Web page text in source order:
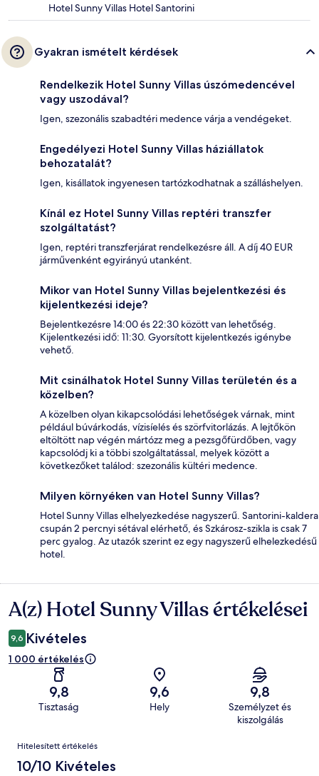
Hotel Sunny Villas Hotel Santorini
Gyakran ismételt kérdések
Rendelkezik Hotel Sunny Villas úszómedencével
vagy uszodával?
Igen, szezonális szabadtéri medence várja a vendégeket.
Engedélyezi Hotel Sunny Villas háziállatok
behozatalát?
Igen, kisállatok ingyenesen tartózkodhatnak a szálláshelyen.
Kínál ez Hotel Sunny Villas reptéri transzfer
szolgáltatást?
Igen, reptéri transzferjárat rendelkezésre áll. A díj 40 EUR
járművenként egyirányú utanként.
Mikor van Hotel Sunny Villas bejelentkezési és
kijelentkezési ideje?
Bejelentkezésre 14:00 és 22:30 között van lehetőség.
Kijelentkezési idő: 11:30. Gyorsított kijelentkezés igénybe
vehető.
Mit csinálhatok Hotel Sunny Villas területén és a
közelben?
A közelben olyan kikapcsolódási lehetőségek várnak, mint
például búvárkodás, vízisíelés és szörfvitorlázás. A lejtőkön
eltöltött nap végén mártózz meg a pezsgőfürdőben, vagy
kapcsolódj ki a többi szolgáltatással, melyek között a
következőket találod: szezonális kültéri medence.
Milyen környéken van Hotel Sunny Villas?
Hotel Sunny Villas elhelyezkedése nagyszerű. Santorini-kaldera
csupán 2 percnyi sétával elérhető, és Szkárosz-szikla is csak 7
perc gyalog. Az utazók szerint ez egy nagyszerű elhelezkedésű
hotel.
Értékelések
A(z) Hotel Sunny Villas értékelései
9,6 Kivételes
1 000 értékelés
9,8
Tisztaság
9,6
Hely
9,8
Személyzet és
kiszolgálás
Értékelések
Hitelesített értékelés
10/10 Kivételes